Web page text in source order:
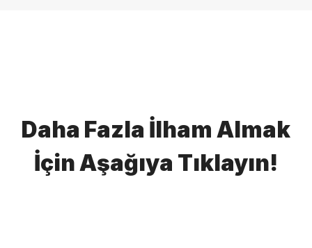
Daha Fazla İlham Almak
İçin Aşağıya Tıklayın!